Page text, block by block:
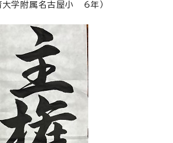
学附属名古屋小 6年）